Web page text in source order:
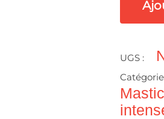
UGS :